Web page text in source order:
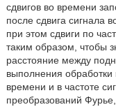
сдвигов во времени
после сдвига сигнала
при этом сдвиги по
таким образом, чтобы
расстояние между
выполнения обработки
времени и в частоте
преобразований